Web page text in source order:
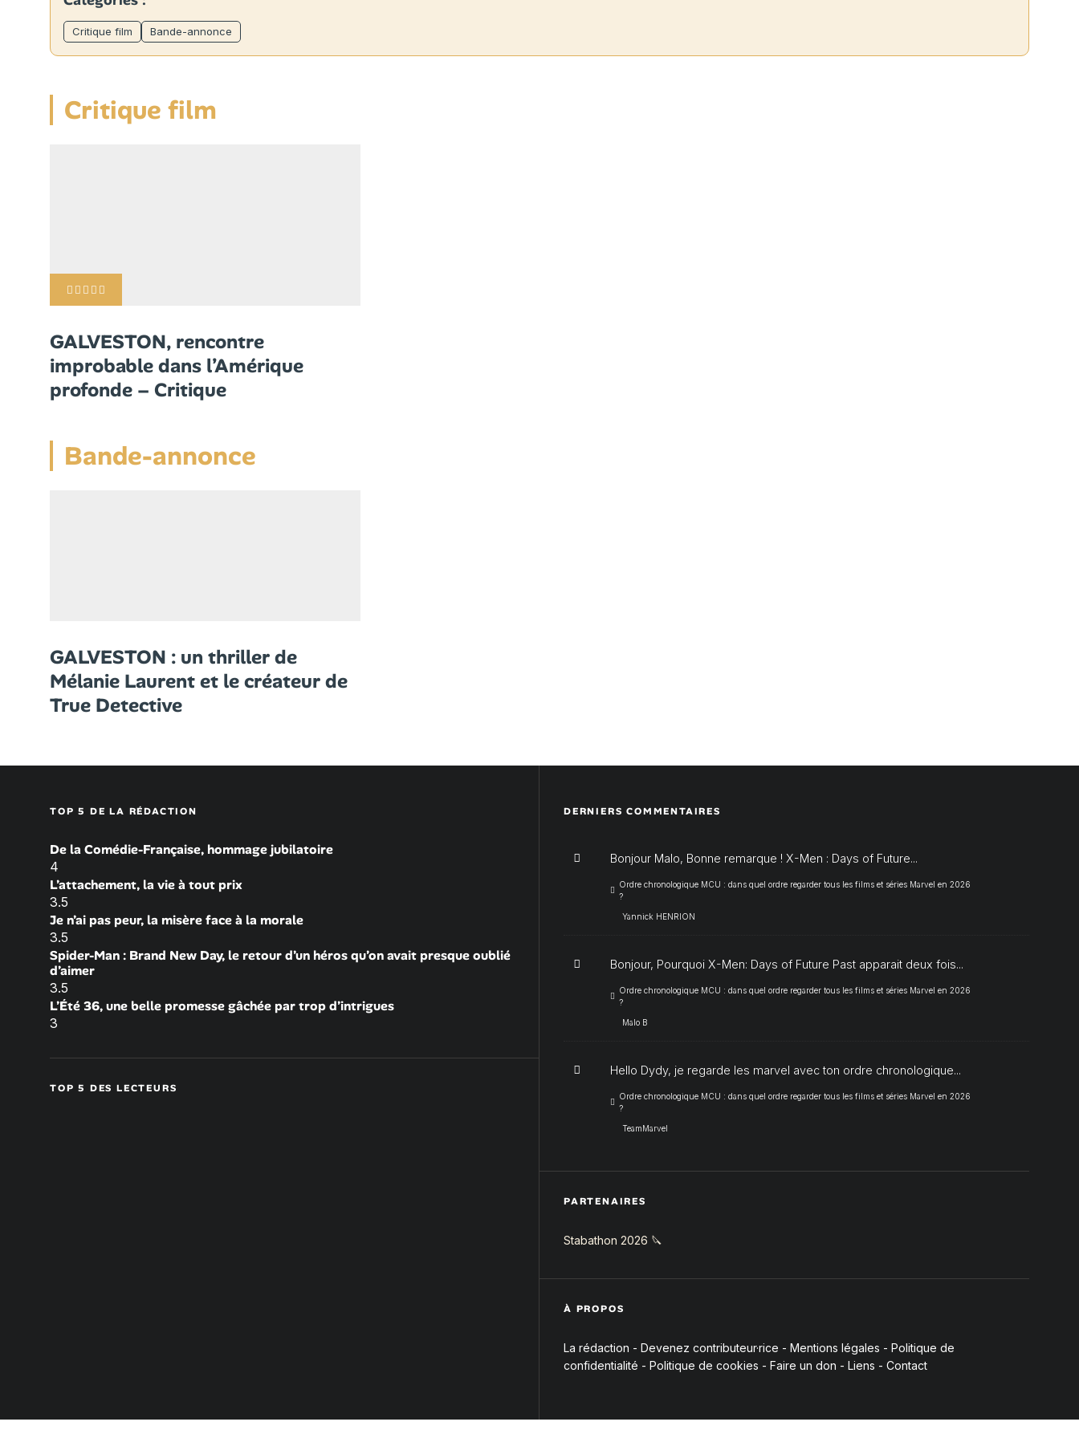
Critique film Bande-annonce
Critique film
GALVESTON, rencontre
improbable dans l’Amérique
profonde – Critique
Bande-annonce
GALVESTON : un thriller de
Mélanie Laurent et le créateur de
True Detective
TOP 5 DE LA RÉDACTION
De la Comédie-Française, hommage jubilatoire
4
L’attachement, la vie à tout prix
3.5
Je n’ai pas peur, la misère face à la morale
3.5
Spider-Man : Brand New Day, le retour d’un héros qu’on avait presque oublié
d’aimer
3.5
L’Été 36, une belle promesse gâchée par trop d’intrigues
3
TOP 5 DES LECTEURS
DERNIERS COMMENTAIRES
Bonjour Malo, Bonne remarque ! X-Men : Days of Future...
Ordre chronologique MCU : dans quel ordre regarder tous les films et séries Marvel en 2026
?
Yannick HENRION
Bonjour, Pourquoi X-Men: Days of Future Past apparait deux fois...
Ordre chronologique MCU : dans quel ordre regarder tous les films et séries Marvel en 2026
?
Malo B
Hello Dydy, je regarde les marvel avec ton ordre chronologique...
Ordre chronologique MCU : dans quel ordre regarder tous les films et séries Marvel en 2026
?
TeamMarvel
PARTENAIRES
Stabathon 2026 🔪
À PROPOS
La rédaction - Devenez contributeur·rice - Mentions légales - Politique de
confidentialité - Politique de cookies - Faire un don - Liens - Contact